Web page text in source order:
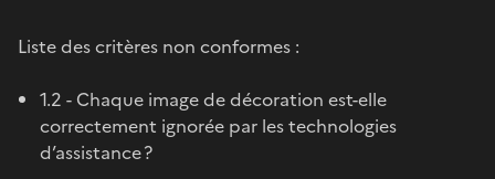
Liste des critères non conformes :
1.2 - Chaque image de décoration est-elle
correctement ignorée par les technologies
d’assistance ?